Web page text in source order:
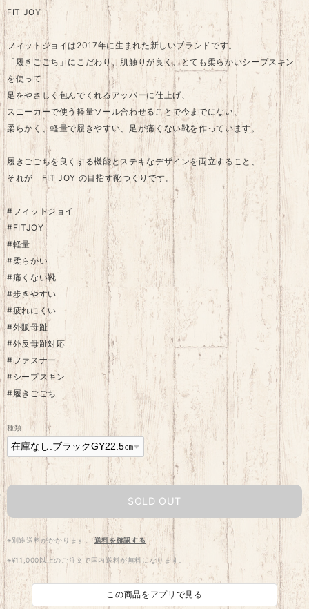
FIT JOY
フィットジョイは2017年に生まれた新しいブランドです。
「履きごごち」にこだわり、肌触りが良く、とても柔らかいシープスキン
を使って
足をやさしく包んでくれるアッパーに仕上げ、
スニーカーで使う軽量ソール合わせることで今までにない、
柔らかく、軽量で履きやすい、足が痛くない靴を作っています。
履きごごちを良くする機能とステキなデザインを両立すること、
それが FIT JOY の目指す靴つくりです。
#フィットジョイ
#FITJOY
#軽量
#柔らかい
#痛くない靴
#歩きやすい
#疲れにくい
#外販母趾
#外反母趾対応
#ファスナー
#シープスキン
#履きごごち
種類
SOLD OUT
※別途送料がかかります。 送料を確認する
※¥11,000以上のご注文で国内送料が無料になります。
この商品をアプリで見る